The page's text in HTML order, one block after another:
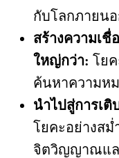
กับโลกภายน
สร้างความเชื่
ใหญ่กว่า: โย
ค้นหาความห
นำไปสู่การเ
โยคะอย่างส
จิตวิญญาณแล